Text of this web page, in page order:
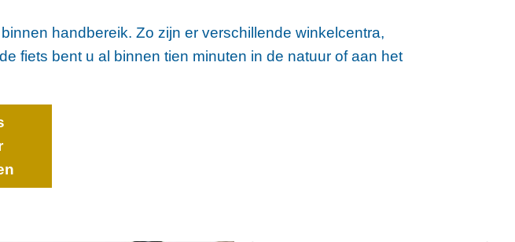
handbereik. Zo zijn er verschillende winkelcentra,
fiets bent u al binnen tien minuten in de natuur of aan het